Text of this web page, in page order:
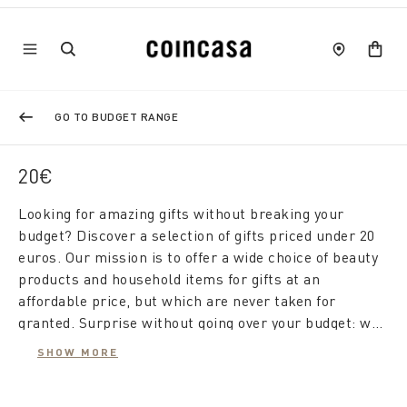
GO TO BUDGET RANGE
20€
Looking for amazing gifts without breaking your
budget? Discover a selection of gifts priced under 20
euros. Our mission is to offer a wide choice of beauty
products and household items for gifts at an
affordable price, but which are never taken for
granted. Surprise without going over your budget: we
have carefully curated a range of gifts that will allow
SHOW MORE